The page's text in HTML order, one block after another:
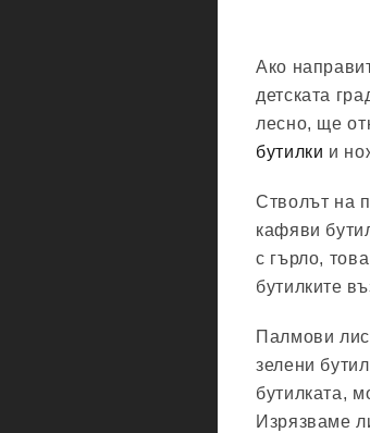
Ако
детската
лесно, ще
бутилки и
Стволът на
кафяви
с гърло,
бутилките
Палмови
зелени
бутилката,
Изрязваме